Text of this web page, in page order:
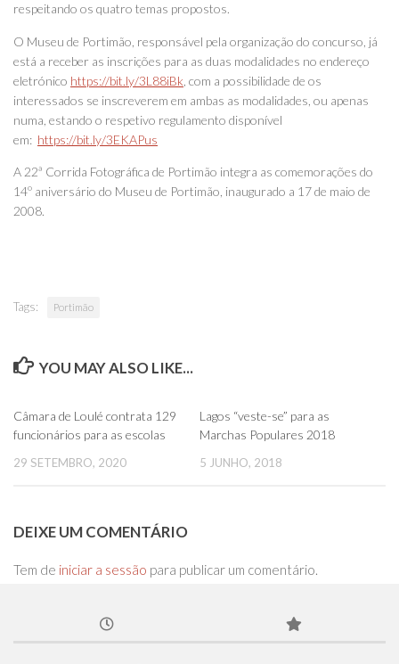
respeitando os quatro temas propostos.
O Museu de Portimão, responsável pela organização do concurso, já
está a receber as inscrições para as duas modalidades no endereço
eletrónico https://bit.ly/3L88iBk , com a possibilidade de os
interessados se inscreverem em ambas as modalidades, ou apenas
numa, estando o respetivo regulamento disponível
em: https://bit.ly/3EKAPus
A 22ª Corrida Fotográfica de Portimão integra as comemorações do
14º aniversário do Museu de Portimão, inaugurado a 17 de maio de
2008.
Tags: Portimão
YOU MAY ALSO LIKE...
Câmara de Loulé contrata 129
funcionários para as escolas
29 SETEMBRO, 2020
Lagos “veste-se” para as
Marchas Populares 2018
5 JUNHO, 2018
DEIXE UM COMENTÁRIO
Tem de iniciar a sessão para publicar um comentário.